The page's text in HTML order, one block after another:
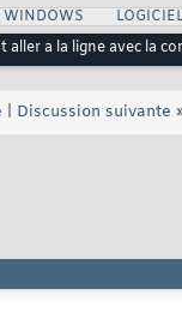
WINDOWS
aller a la ligne avec la
Discussion suivante